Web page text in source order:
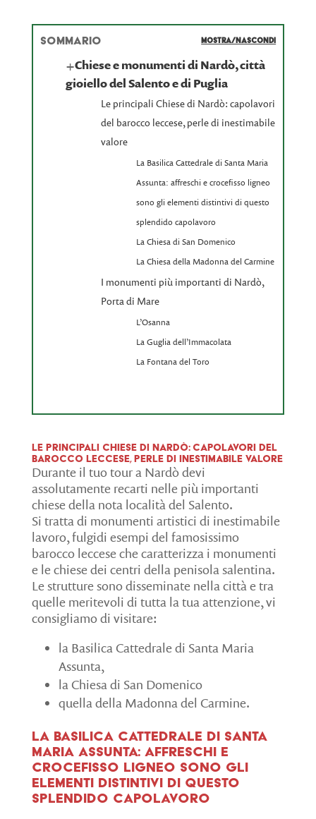
MOSTRA/NASCONDI
SOMMARIO
+Chiese e monumenti di Nardò, città
gioiello del Salento e di Puglia
Le principali Chiese di Nardò: capolavori
del barocco leccese, perle di inestimabile
valore
La Basilica Cattedrale di Santa Maria
Assunta: affreschi e crocefisso ligneo
sono gli elementi distintivi di questo
splendido capolavoro
La Chiesa di San Domenico
La Chiesa della Madonna del Carmine
I monumenti più importanti di Nardò,
Porta di Mare
L’Osanna
La Guglia dell’Immacolata
La Fontana del Toro
Le principali Chiese di Nardò: capolavori del
barocco leccese, perle di inestimabile valore
Durante il tuo tour a Nardò devi
assolutamente recarti nelle più importanti
chiese della nota località del Salento.
Si tratta di monumenti artistici di inestimabile
lavoro, fulgidi esempi del famosissimo
barocco leccese che caratterizza i monumenti
e le chiese dei centri della penisola salentina.
Le strutture sono disseminate nella città e tra
quelle meritevoli di tutta la tua attenzione, vi
consigliamo di visitare:
la Basilica Cattedrale di Santa Maria
Assunta,
la Chiesa di San Domenico
quella della Madonna del Carmine.
La Basilica Cattedrale di Santa
Maria Assunta: affreschi e
crocefisso ligneo sono gli
elementi distintivi di questo
splendido capolavoro